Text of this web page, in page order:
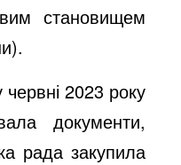
становищем
2023 року
документи,
рада закупила